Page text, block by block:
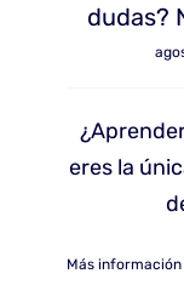
dudas?
eres la
Más información